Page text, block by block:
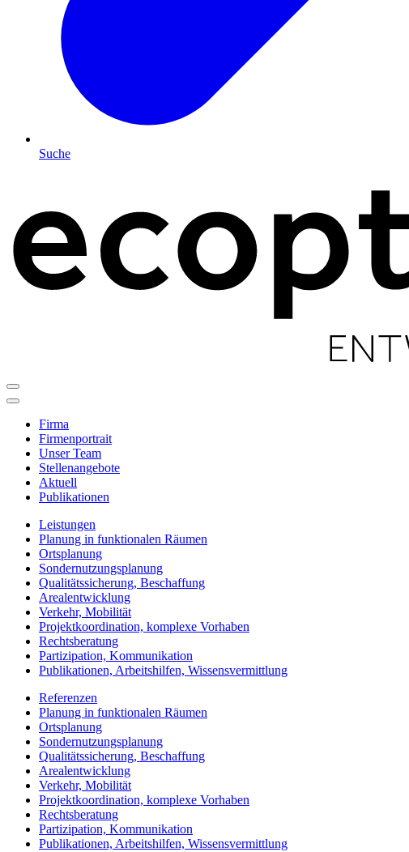
Suche
Firma
Firmenportrait
Unser Team
Stellenangebote
Aktuell
Publikationen
Leistungen
Planung in funktionalen Räumen
Ortsplanung
Sondernutzungsplanung
Qualitätssicherung, Beschaffung
Arealentwicklung
Verkehr, Mobilität
Projektkoordination, komplexe Vorhaben
Rechtsberatung
Partizipation, Kommunikation
Publikationen, Arbeitshilfen, Wissensvermittlung
Referenzen
Planung in funktionalen Räumen
Ortsplanung
Sondernutzungsplanung
Qualitätssicherung, Beschaffung
Arealentwicklung
Verkehr, Mobilität
Projektkoordination, komplexe Vorhaben
Rechtsberatung
Partizipation, Kommunikation
Publikationen, Arbeitshilfen, Wissensvermittlung